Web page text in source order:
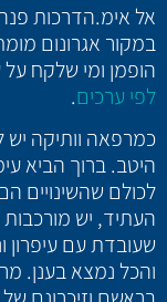
אל אימ.הדרכות
במקור אגרונום
הופמן ומי שלקח
לפי ערכים.
כמרפאה וותיקה יש
היטב. ברוך הביא
לכולם שהשינויים
העתיד, יש
שעובדת עם עיפרון
והכל נמצא בענן.